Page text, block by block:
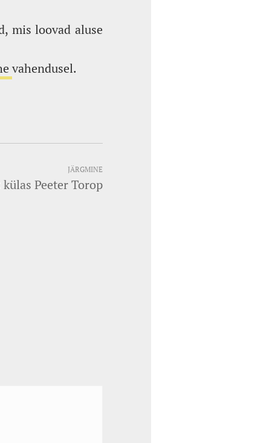
mis loovad aluse
vahendusel.
JÄRGMINE
Peeter Torop